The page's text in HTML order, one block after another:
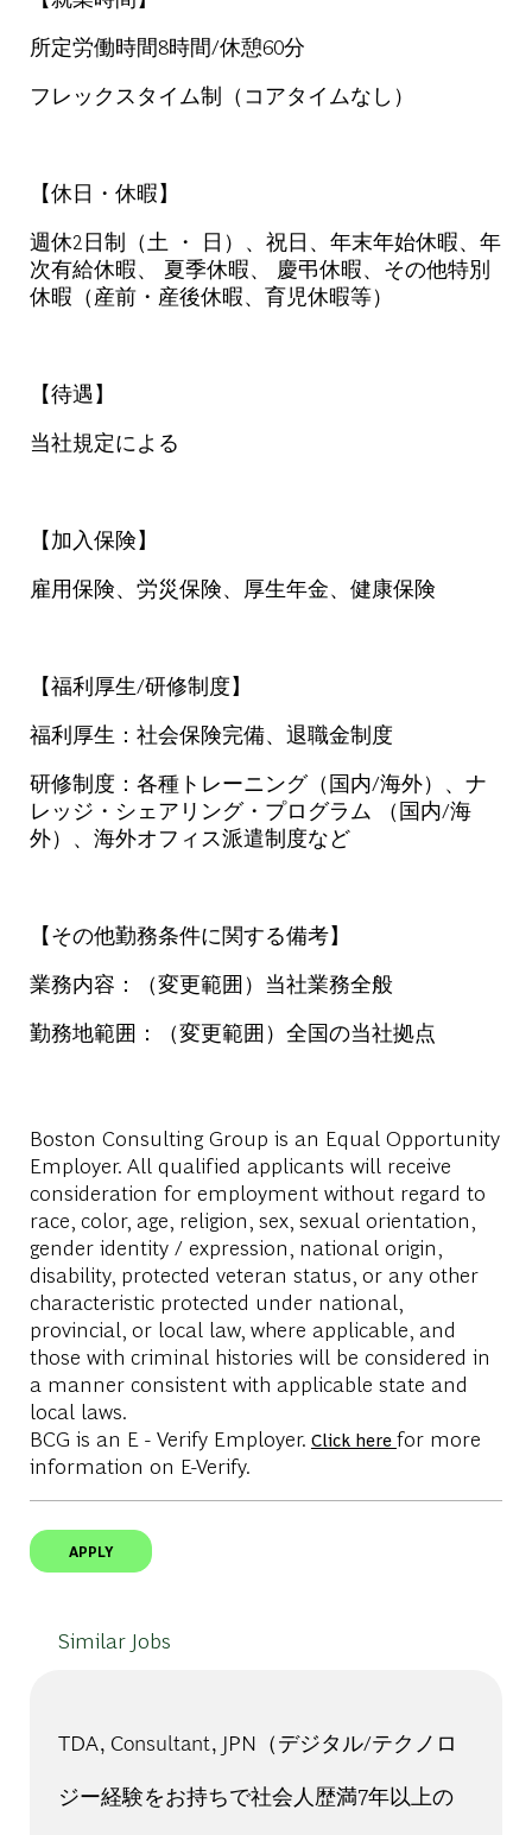
所定労働時間8時間/休憩60分
フレックスタイム制（コアタイムなし）
【休日・休暇】
週休2日制（土 ・ 日）、祝日、年末年始休暇、年
次有給休暇、 夏季休暇、 慶弔休暇、その他特別
休暇（産前・産後休暇、育児休暇等）
【待遇】
当社規定による
【加入保険】
雇用保険、労災保険、厚生年金、健康保険
【福利厚生/研修制度】
福利厚生：社会保険完備、退職金制度
研修制度：各種トレーニング（国内/海外）、ナ
レッジ・シェアリング・プログラム （国内/海
外）、海外オフィス派遣制度など
【その他勤務条件に関する備考】
業務内容：（変更範囲）当社業務全般
勤務地範囲：（変更範囲）全国の当社拠点
Boston Consulting Group is an Equal Opportunity
Employer. All qualified applicants will receive
consideration for employment without regard to
race, color, age, religion, sex, sexual orientation,
gender identity / expression, national origin,
disability, protected veteran status, or any other
characteristic protected under national,
provincial, or local law, where applicable, and
those with criminal histories will be considered in
a manner consistent with applicable state and
local laws.
BCG is an E - Verify Employer. Click here for more
information on E-Verify.
APPLY
Similar Jobs
TDA, Consultant, JPN（デジタル/テクノロ
ジー経験をお持ちで社会人歴満7年以上の